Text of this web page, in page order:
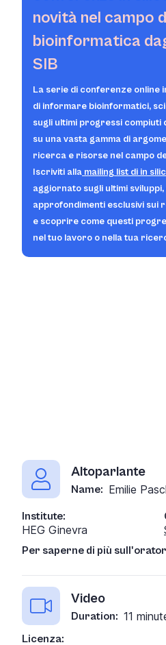
novità nel campo
bioinformatica
SIB
La serie di conferenze online
di informare bioinformatici,
sugli ultimi progressi compiuti
su una vasta gamma di
ricerca e risorse nel campo
Iscriviti alla mailing list di in
aggiornato sugli ultimi
approfondimenti esclusivi sui
e scoprire come questi
nel tuo lavoro o nella tua
Altoparlante
Name: Emilie
Institute:
HEG Ginevra
Per saperne di più
Video
Duration: 11
Licenza: